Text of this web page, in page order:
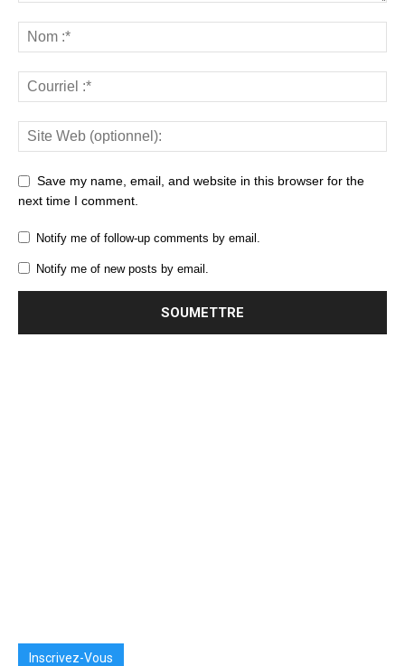
Save my name, email, and website in this browser for the
next time I comment.
Notify me of follow-up comments by email.
Notify me of new posts by email.
Inscrivez-Vous